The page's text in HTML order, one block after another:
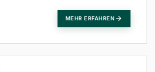
MEHR ERFAHREN